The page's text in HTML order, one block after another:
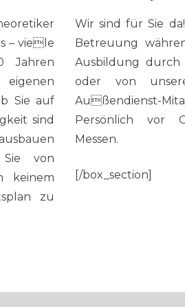
– viele
Jahren
Sie auf
sind
von
keinem
zu
Wir sind für Sie
Betreuung
Ausbildung durch
oder von
Außendienst-
Persönlich vor
Messen.
[/box_section]